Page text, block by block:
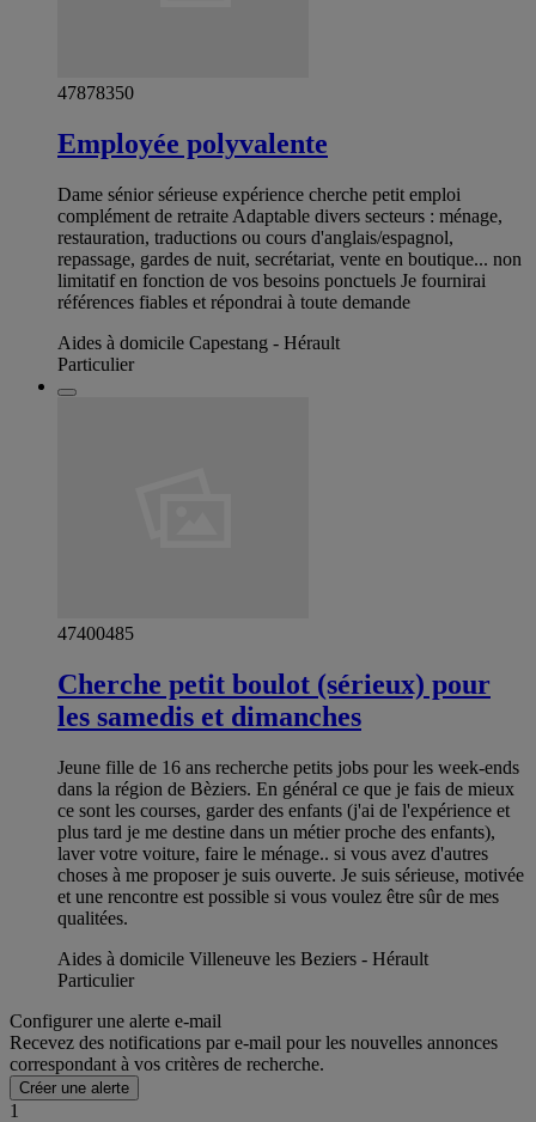
47878350
Employée polyvalente
Dame sénior sérieuse expérience cherche petit emploi
complément de retraite Adaptable divers secteurs : ménage,
restauration, traductions ou cours d'anglais/espagnol,
repassage, gardes de nuit, secrétariat, vente en boutique... non
limitatif en fonction de vos besoins ponctuels Je fournirai
références fiables et répondrai à toute demande
Aides à domicile Capestang - Hérault
Particulier
47400485
Cherche petit boulot (sérieux) pour
les samedis et dimanches
Jeune fille de 16 ans recherche petits jobs pour les week-ends
dans la région de Bèziers. En général ce que je fais de mieux
ce sont les courses, garder des enfants (j'ai de l'expérience et
plus tard je me destine dans un métier proche des enfants),
laver votre voiture, faire le ménage.. si vous avez d'autres
choses à me proposer je suis ouverte. Je suis sérieuse, motivée
et une rencontre est possible si vous voulez être sûr de mes
qualitées.
Aides à domicile Villeneuve les Beziers - Hérault
Particulier
Configurer une alerte e-mail
Recevez des notifications par e-mail pour les nouvelles annonces
correspondant à vos critères de recherche.
Créer une alerte
1